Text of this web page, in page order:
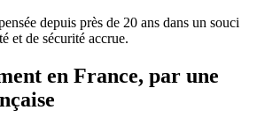
depuis près de 20 ans dans un souci
et de sécurité accrue.
en France, par une